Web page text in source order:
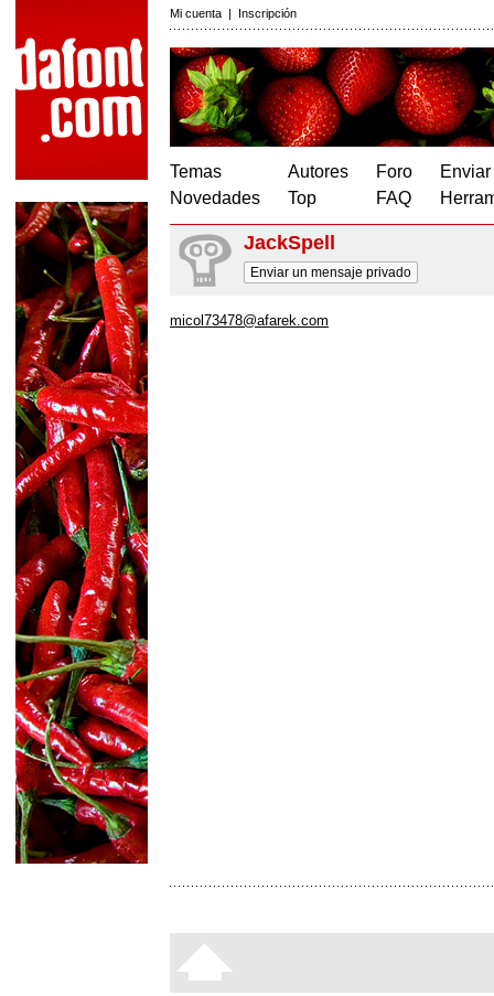
Mi cuenta | Inscripción
Temas
Novedades
Autores
Top
Foro
FAQ
JackSpell
Enviar un mensaje privado
micol73478@afarek.com